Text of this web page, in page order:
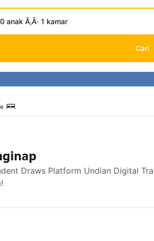
anak Ã‚Â· 1 kamar
Cari
Draws Platform Undian Digital